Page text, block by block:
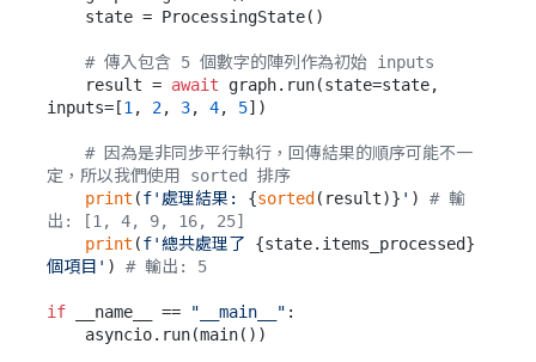
# 傳入包含 5 個數字的陣列作為初始 inputs
    result =
await graph.run(state=state,
inputs=[1 , 2, 3, 4, 5])
# 因為是非同步平行執行，回傳結果的順序可能不一
定，所以我們使用 sorted 排序
print (f'處理結果: {sorted (result)} ' ) # 輸
出: [1, 4, 9, 16, 25]
print (f'總共處理了 {state.items_processed}
個項目' ) # 輸出: 5
if __name__ == "__main__" :